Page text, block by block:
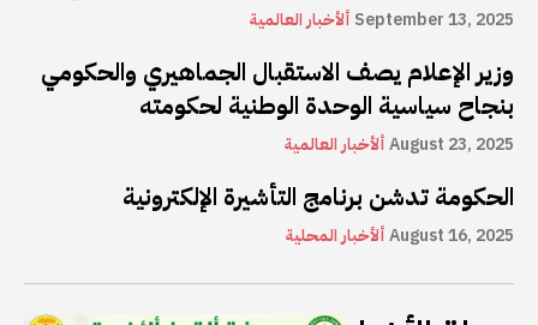
ألأخبار العالمية September 13, 2025
وزير الإعلام يصف الاستقبال الجماهيري والحكومي
بنجاح سياسية الوحدة الوطنية لحكومته
ألأخبار العالميةAugust 23, 2025
الحكومة تدشن برنامج التأشيرة الإلكترونية
ألأخبار المحليةAugust 16, 2025